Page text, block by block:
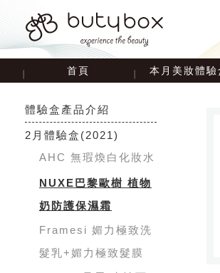
首頁 本月美妝體驗
體驗盒產品介紹
2月體驗盒 (2021)
AHC 無瑕煥白化妝水
NUXE巴黎歐樹 植物
奶防護保濕霜
Framesi 媚力極致洗
髮乳+媚力極致髮膜